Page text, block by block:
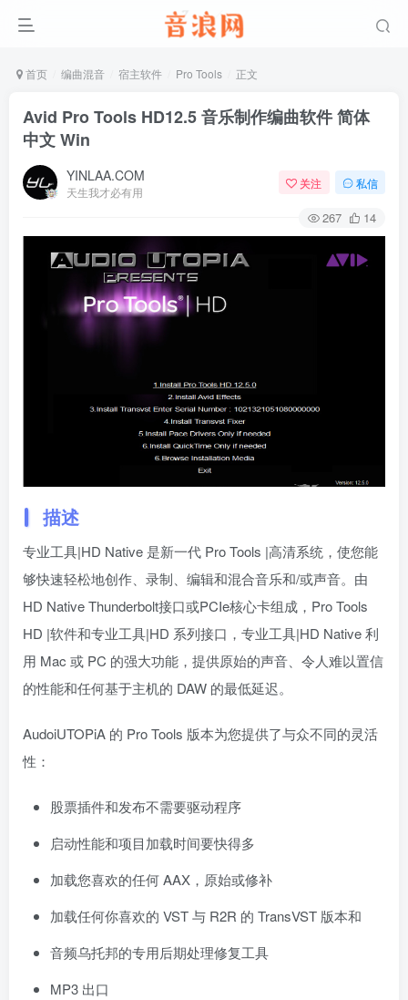
首页 编曲混音 宿主软件 Pro Tools 正文
Avid Pro Tools HD12.5 音乐制作编曲软件 简体
中文 Win
YINLAA.COM
天生我才必有用
关注 私信
267 14
描述
专业工具|HD Native 是新一代 Pro Tools |高清系统，使您能
够快速轻松地创作、录制、编辑和混合音乐和/或声音。由
HD Native Thunderbolt接口或PCIe核心卡组成，Pro Tools
HD |软件和专业工具|HD 系列接口，专业工具|HD Native 利
用 Mac 或 PC 的强大功能，提供原始的声音、令人难以置信
的性能和任何基于主机的 DAW 的最低延迟。
AudoiUTOPiA 的 Pro Tools 版本为您提供了与众不同的灵活
性：
股票插件和发布不需要驱动程序
启动性能和项目加载时间要快得多
加载您喜欢的任何 AAX，原始或修补
加载任何你喜欢的 VST 与 R2R 的 TransVST 版本和
音频乌托邦的专用后期处理修复工具
MP3 出口